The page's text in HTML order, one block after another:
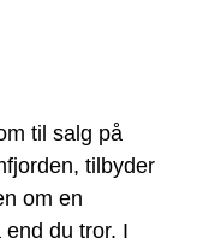
til salg på
tilbyder
om en
du tror. I